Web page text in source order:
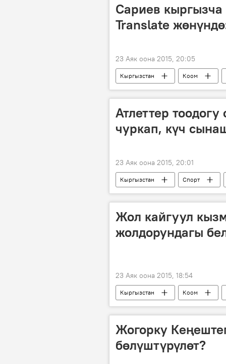
Сариев
Translate
23 Аяк оона 2015, 20:05
Кыргызстан Коом
Google
котормо
Атлеттер
чуркап, күч
23 Аяк оона 2015, 20:01
Кыргызстан Спорт
Жол кайгуул
жолдорундагы
23 Аяк оона 2015, 18:54
Кыргызстан Коом
жол белгилери
Жогорку
бөлүштүрүлөт?